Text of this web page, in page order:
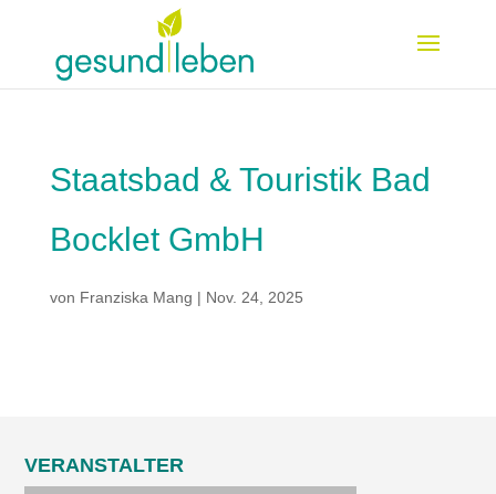
Staatsbad & Touristik Bad
Bocklet GmbH
von Franziska Mang | Nov. 24, 2025
VERANSTALTER